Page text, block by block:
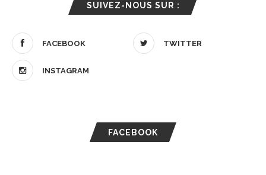
SUIVEZ-NOUS SUR :
FACEBOOK TWITTER
INSTAGRAM
FACEBOOK